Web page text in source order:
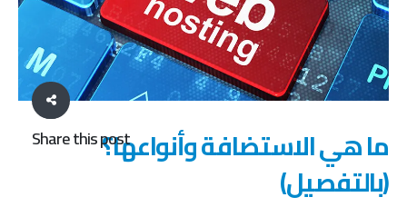
Share this postما هي الاستضافة وأنواعها؟
(بالتفصيل)